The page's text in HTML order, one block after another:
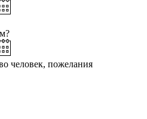
человек, пожелания